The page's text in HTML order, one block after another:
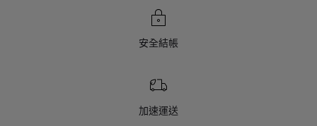
安全結帳
加速運送